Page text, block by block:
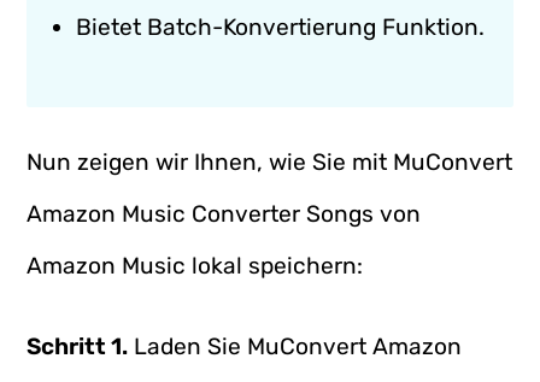
Bietet Batch-Konvertierung Funktion.
Nun zeigen wir Ihnen, wie Sie mit MuConvert
Amazon Music Converter Songs von
Amazon Music lokal speichern:
Schritt 1. Laden Sie MuConvert Amazon